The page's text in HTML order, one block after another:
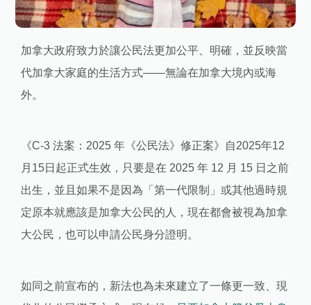
加拿大政府致力於讓公民法更加公平、明確，並反映當
代加拿大家庭的生活方式——無論在加拿大境內或海
外。
《C-3 法案：2025 年《公民法》修正案》自2025年12
月15日起正式生效，只要是在 2025 年 12 月 15 日之前
出生，並且如果不是因為「第一代限制」或其他過時規
定原本就應該是加拿大公民的人，現在都會被視為加拿
大公民，也可以申請公民身分證明。
如同之前宣布的，新法也為未來建立了一條更一致、現